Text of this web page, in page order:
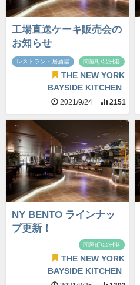
工場直送ケーキ販売会の
お知らせ
レストラン・居酒屋 問屋町/出洲港
THE NEW YORK
BAYSIDE KITCHEN
2021/9/24 2151
NY BENTO ラインナッ
プ更新！
問屋町/出洲港
THE NEW YORK
BAYSIDE KITCHEN